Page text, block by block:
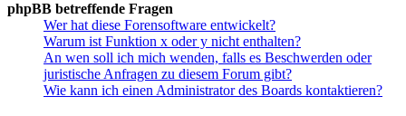
phpBB betreffende Fragen
Wer hat diese Forensoftware entwickelt?
Warum ist Funktion x oder y nicht enthalten?
An wen soll ich mich wenden, falls es Beschwerden oder
juristische Anfragen zu diesem Forum gibt?
Wie kann ich einen Administrator des Boards kontaktieren?